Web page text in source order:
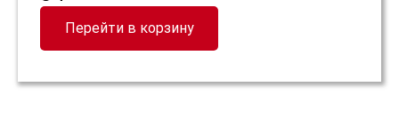
Перейти в корзину